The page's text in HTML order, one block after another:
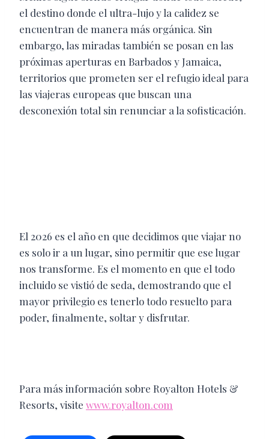
el destino donde el ultra-lujo y la calidez se
encuentran de manera más orgánica. Sin
embargo, las miradas también se posan en las
próximas aperturas en Barbados y Jamaica,
territorios que prometen ser el refugio ideal para
las viajeras europeas que buscan una
desconexión total sin renunciar a la sofisticación.
El 2026 es el año en que decidimos que viajar no
es solo ir a un lugar, sino permitir que ese lugar
nos transforme. Es el momento en que el todo
incluido se vistió de seda, demostrando que el
mayor privilegio es tenerlo todo resuelto para
poder, finalmente, soltar y disfrutar.
Para más información sobre Royalton Hotels &
Resorts, visite www.royalton.com